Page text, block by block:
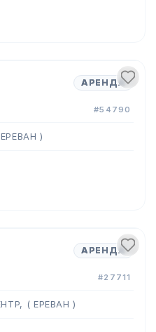
АРЕНДА
#54790
)
АРЕНДА
#27711
( ЕРЕВАН )